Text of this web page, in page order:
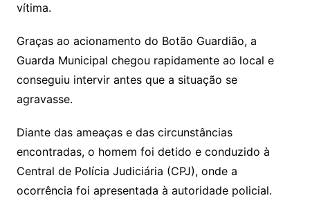
vítima.
Graças ao acionamento do Botão Guardião, a
Guarda Municipal chegou rapidamente ao local e
conseguiu intervir antes que a situação se
agravasse.
Diante das ameaças e das circunstâncias
encontradas, o homem foi detido e conduzido à
Central de Polícia Judiciária (CPJ), onde a
ocorrência foi apresentada à autoridade policial.